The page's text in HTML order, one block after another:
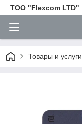
ТОО "Flexcom LTD"
Товары и услуги